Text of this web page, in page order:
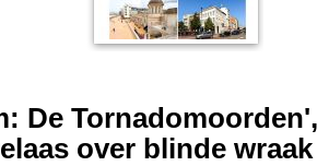
De
over blinde wraak